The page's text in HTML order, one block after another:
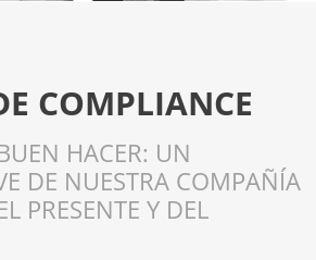
COMPLIANCE
HACER: UN
DE NUESTRA COMPAÑÍA
PRESENTE Y DEL